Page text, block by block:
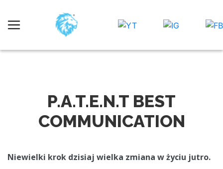
P.A.T.E.N.T BEST
COMMUNICATION
Niewielki krok dzisiaj wielka zmiana w życiu jutro.